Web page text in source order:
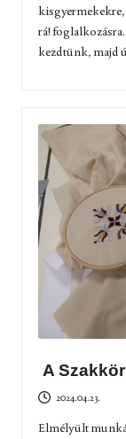
kisgyermekekre,
rá!
kezdtünk, majd
A
2024.04.23.
Elmélyült